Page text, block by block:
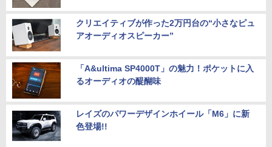
クリエイティブが作った2万円台の“小さなピュ
アオーディオスピーカー”
「A&ultima SP4000T」の魅力！ポケットに入
るオーディオの醍醐味
レイズのパワーデザインホイール「M6」に新
色登場!!